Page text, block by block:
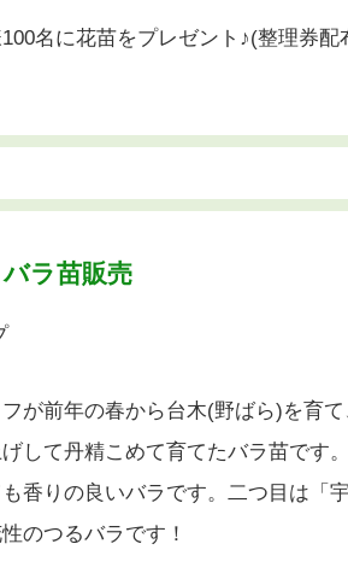
名に花苗をプレゼント♪(整理券配
ラ苗販売
が前年の春から台木(野ばら)を育
して丹精こめて育てたバラ苗です
も香りの良いバラです。二つ目は
のつるバラです！